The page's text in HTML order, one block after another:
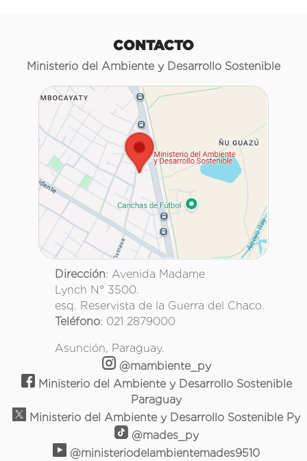
CONTACTO
Ministerio del Ambiente y Desarrollo Sostenible
Dirección: Avenida Madame
Lynch N° 3500.
esq. Reservista de la Guerra del Chaco.
Teléfono: 021 2879000
Asunción, Paraguay.
@mambiente_py
Ministerio del Ambiente y Desarrollo Sostenible
Paraguay
Ministerio del Ambiente y Desarrollo Sostenible Py
@mades_py
@ministeriodelambientemades9510